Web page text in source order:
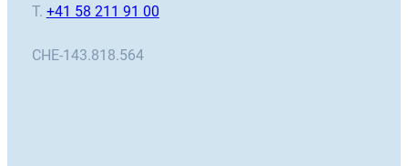
T. +41 58 211 91 00
CHE-143.818.564